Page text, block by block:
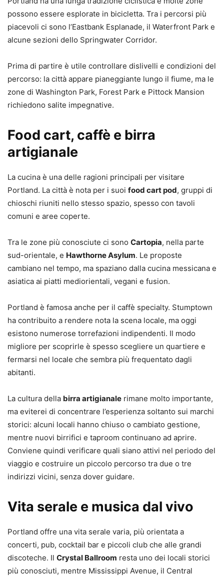
possono essere esplorate in bicicletta. Tra i percorsi più
piacevoli ci sono l’Eastbank Esplanade, il Waterfront Park e
alcune sezioni dello Springwater Corridor.
Prima di partire è utile controllare dislivelli e condizioni del
percorso: la città appare pianeggiante lungo il fiume, ma le
zone di Washington Park, Forest Park e Pittock Mansion
richiedono salite impegnative.
Food cart, caffè e birra
artigianale
La cucina è una delle ragioni principali per visitare
Portland. La città è nota per i suoi food cart pod, gruppi di
chioschi riuniti nello stesso spazio, spesso con tavoli
comuni e aree coperte.
Tra le zone più conosciute ci sono Cartopia, nella parte
sud-orientale, e Hawthorne Asylum. Le proposte
cambiano nel tempo, ma spaziano dalla cucina messicana e
asiatica ai piatti mediorientali, vegani e fusion.
Portland è famosa anche per il caffè specialty. Stumptown
ha contribuito a rendere nota la scena locale, ma oggi
esistono numerose torrefazioni indipendenti. Il modo
migliore per scoprirle è spesso scegliere un quartiere e
fermarsi nel locale che sembra più frequentato dagli
abitanti.
La cultura della birra artigianale rimane molto importante,
ma eviterei di concentrare l’esperienza soltanto sui marchi
storici: alcuni locali hanno chiuso o cambiato gestione,
mentre nuovi birrifici e taproom continuano ad aprire.
Conviene quindi verificare quali siano attivi nel periodo del
viaggio e costruire un piccolo percorso tra due o tre
indirizzi vicini, senza dover guidare.
Vita serale e musica dal vivo
Portland offre una vita serale varia, più orientata a
concerti, pub, cocktail bar e piccoli club che alle grandi
discoteche. Il Crystal Ballroom resta uno dei locali storici
più conosciuti, mentre Mississippi Avenue, il Central